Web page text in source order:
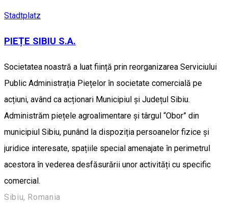
Stadtplatz
PIEȚE SIBIU S.A.
Societatea noastră a luat ființă prin reorganizarea Serviciului
Public Administrația Piețelor în societate comercială pe
acțiuni, având ca acționari Municipiul și Județul Sibiu.
Administrăm piețele agroalimentare și târgul “Obor” din
municipiul Sibiu, punând la dispoziția persoanelor fizice și
juridice interesate, spațiile special amenajate în perimetrul
acestora în vederea desfăsurării unor activități cu specific
comercial.
Sibiu, Romania